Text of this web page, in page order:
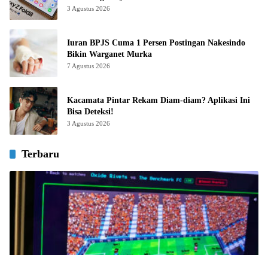
3 Agustus 2026
Iuran BPJS Cuma 1 Persen Postingan Nakesindo
Bikin Warganet Murka
7 Agustus 2026
Kacamata Pintar Rekam Diam-diam? Aplikasi Ini
Bisa Deteksi!
3 Agustus 2026
Terbaru